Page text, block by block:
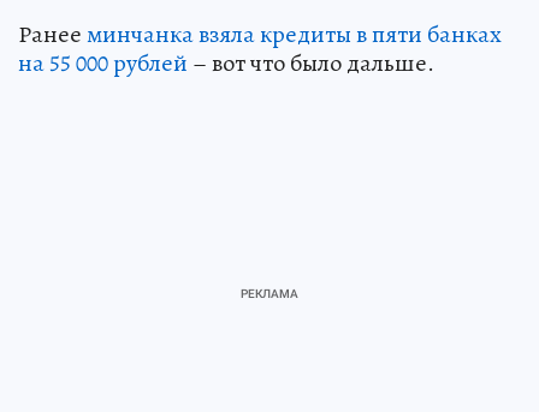
Ранееминчанка взяла кредиты в пяти банках
на 55 000 рублей – вот что было дальше.